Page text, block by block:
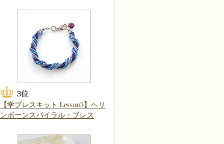
【学ブレスキット Lesson5】ヘリ
ンボーンスパイラル・ブレス